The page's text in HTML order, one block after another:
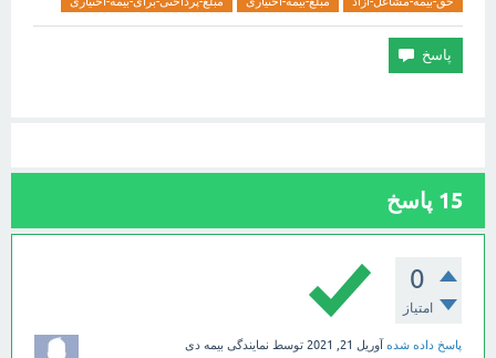
15 پاسخ
0
امتیاز
پاسخ داده شده آوریل 21, 2021 توسط نمایندگی بیمه دی